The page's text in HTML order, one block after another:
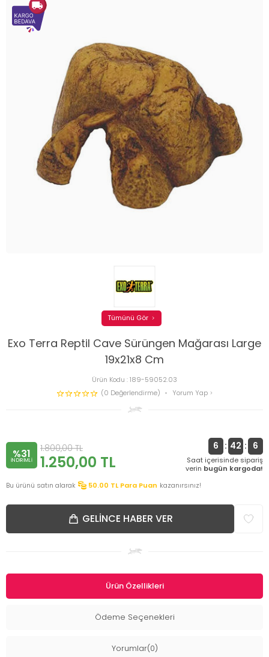
Exo Terra Reptil Cave Sürüngen Mağarası Large
19x21x8 Cm
Ürün Kodu :189-59052.03
(0 Değerlendirme)
Yorum Yap
Tümünü Gör
%31
INDIRIMLI
1.800,00TL
1.250,00 TL
6 : 42 : 6
Saat içerisinde sipariş
verin bugün kargoda!
Bu ürünü satın alarak
50.00 TL Para Puan kazanırsınız!
GELINCE HABER VER
Ürün Özellikleri
Ödeme Seçenekleri
Yorumlar(0)